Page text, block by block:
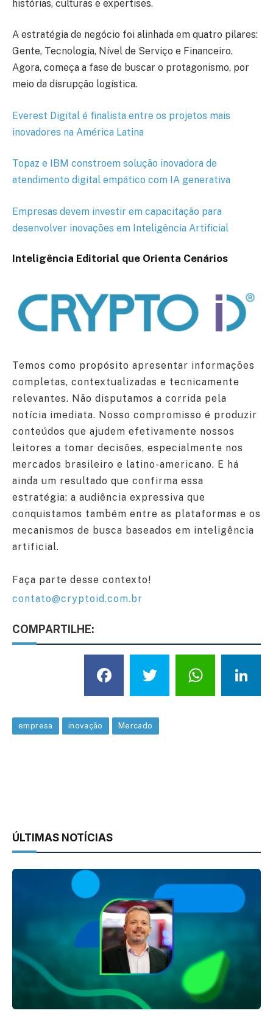
histórias, culturas e expertises.
A estratégia de negócio foi alinhada em quatro pilares:
Gente, Tecnologia, Nível de Serviço e Financeiro.
Agora, começa a fase de buscar o protagonismo, por
meio da disrupção logística.
Everest Digital é finalista entre os projetos mais
inovadores na América Latina
Topaz e IBM constroem solução inovadora de
atendimento digital empático com IA generativa
Empresas devem investir em capacitação para
desenvolver inovações em Inteligência Artificial
Inteligência Editorial que Orienta Cenários
Temos como propósito apresentar informações
completas, contextualizadas e tecnicamente
relevantes. Não disputamos a corrida pela
notícia imediata. Nosso compromisso é produzir
conteúdos que ajudem efetivamente nossos
leitores a tomar decisões, especialmente nos
mercados brasileiro e latino-americano. E há
ainda um resultado que confirma essa
estratégia: a audiência expressiva que
conquistamos também entre as plataformas e os
mecanismos de busca baseados em inteligência
artificial.
Faça parte desse contexto!
contato@cryptoid.com.br
COMPARTILHE:
Facebook
Twitter
empresa inovação Mercado
ÚLTIMAS NOTÍCIAS